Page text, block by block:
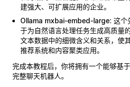
建强大、可扩展应用的企业。
Ollama mxbai-embed-large: 这个
于为自然语言处理任务生成高质量
文本数据中的细微含义和关系，使
推荐系统和内容聚类应用。
完成本教程后，你将拥有一个能够基
完整聊天机器人。